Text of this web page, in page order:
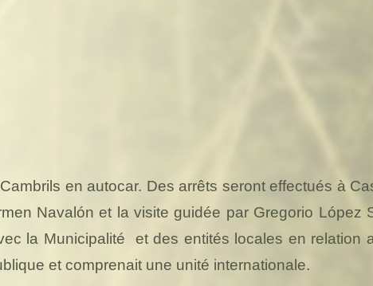
en autocar. Des arrêts seront effectués à
Navalón et la visite guidée par Gregorio López
la Municipalité
et des entités locales en relation
et comprenait une unité internationale.